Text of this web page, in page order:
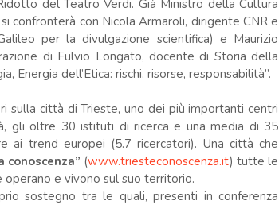
del Teatro Verdi. Già Ministro della Cultura
confronterà con Nicola Armaroli, dirigente CNR e
per la divulgazione scientifica) e Maurizio
di Fulvio Longato, docente di Storia della
Energia dell’Etica: rischi, risorse, responsabilità”.
sulla città di Trieste, uno dei più importanti centri
gli oltre 30 istituti di ricerca e una media di 35
ai trend europei (5.7 ricercatori). Una città che
(www.triesteconoscenza.it) tutte le
operano e vivono sul suo territorio.
sostegno tra le quali, presenti in conferenza